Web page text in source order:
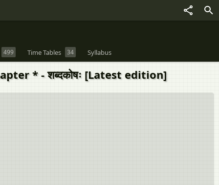
499 Time Tables 34 Syllabus
* - शब्दकोषः [Latest edition]